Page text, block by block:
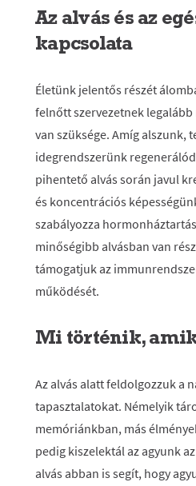
Az alvás és az
kapcsolata
Életünk jelentős részét
felnőtt szervezetnek legalább
van szüksége. Amíg alszunk,
idegrendszerünk
pihentető alvás során javul
és koncentrációs
szabályozza
minőségibb alvásban van
támogatjuk az
működését.
Mi történik,
Az alvás alatt feldolgozzuk a
tapasztalatokat. Némelyik
memóriánkban, más
pedig kiszelektál az agyunk
alvás abban is segít, hogy